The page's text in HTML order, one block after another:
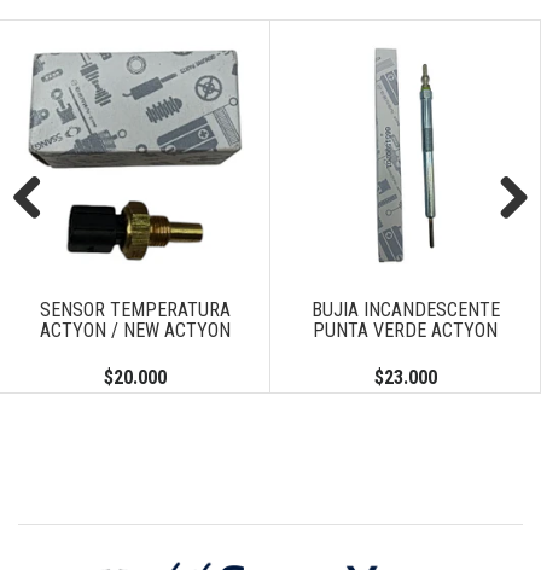
SENSOR TEMPERATURA
ACTYON / NEW ACTYON
$20.000
BUJIA INCANDESCENTE
PUNTA VERDE ACTYON
$23.000
Previous